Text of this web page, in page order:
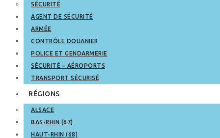
SÉCURITÉ
AGENT DE SÉCURITÉ
ARMÉE
CONTRÔLE DOUANIER
POLICE ET GENDARMERIE
SÉCURITÉ – AÉROPORTS
TRANSPORT SÉCURISÉ
RÉGIONS
ALSACE
BAS-RHIN (67)
HAUT-RHIN (68)